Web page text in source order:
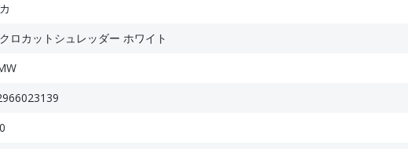
ロカットシュレッダー ホワイト